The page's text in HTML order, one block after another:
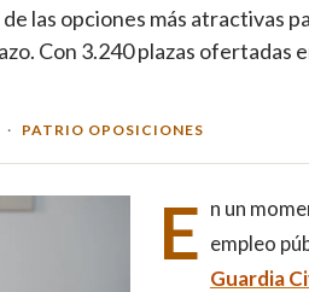
las opciones más atractivas
Con 3.240 plazas ofertadas
· PATRIO OPOSICIONES
E n un
empleo
Guardia